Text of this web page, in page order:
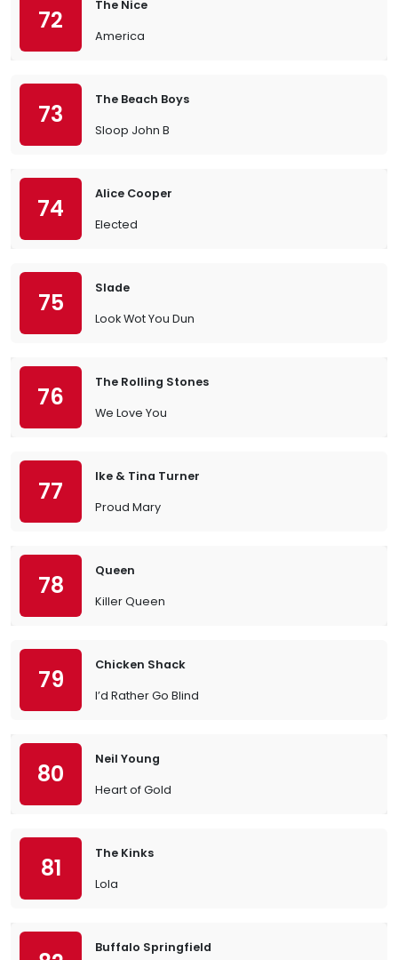
72
The Nice
America
73
The Beach Boys
Sloop John B
74
Alice Cooper
Elected
75
Slade
Look Wot You Dun
76
The Rolling Stones
We Love You
77
Ike & Tina Turner
Proud Mary
78
Queen
Killer Queen
79
Chicken Shack
I’d Rather Go Blind
80
Neil Young
Heart of Gold
81
The Kinks
Lola
Buffalo Springfield